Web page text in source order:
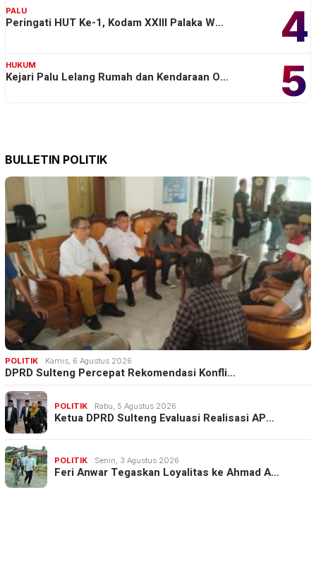
4
PALU
Peringati HUT Ke-1, Kodam XXIII Palaka W…
5
HUKUM
Kejari Palu Lelang Rumah dan Kendaraan O…
BULLETIN POLITIK
POLITIK Kamis, 6 Agustus 2026
DPRD Sulteng Percepat Rekomendasi Konfli…
POLITIK Rabu, 5 Agustus 2026
Ketua DPRD Sulteng Evaluasi Realisasi AP…
POLITIK Senin, 3 Agustus 2026
Feri Anwar Tegaskan Loyalitas ke Ahmad A…